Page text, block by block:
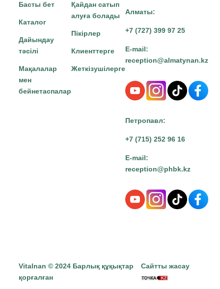
Басты бет
Каталог
Дайындау
тәсілі
Мақалалар
мен
бейнетаспалар
Қайдан сатып
алуға болады
Пікірлер
Клиенттерге
Жеткізушілерге
Алматы:
+7 (727) 399 97 25
E-mail:
reception@almatynan.kz
Петропавл:
+7 (715) 252 96 16
E-mail:
reception@phbk.kz
Vitalnan © 2024 Барлық құқықтар
қорғалған
Сайтты жасау